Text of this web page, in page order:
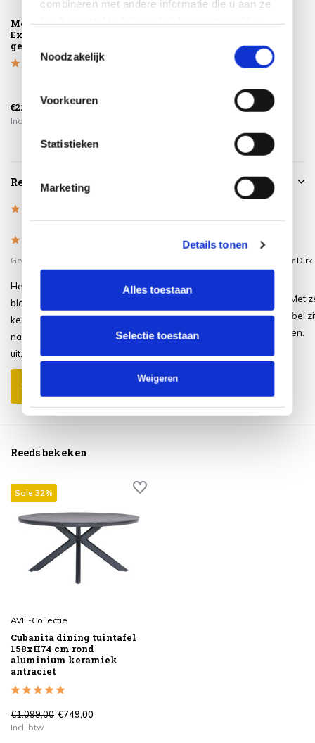
combineren met andere informatie die u aan ze
Noodzakelijk
Voorkeuren
Statistieken
Marketing
Details tonen
Alles toestaan
Selectie toestaan
Weigeren
Montagelevering -
Extra gemak &
geen afval
€225,00
Incl. btw
Cubanita
Platinum
Tuinsethoes
ø200xH85
€79,95
Reviews
Gepost door:
Helemaal blij met deze tafel. Prachtig
blad met een hele mooie poot. Paar
keer flinke regenbui op gehad maar
na het opdrogen ziet hij er als nieuw
uit.
5 5
Van der Meer Dirk
Mei 2025
Eén woord een top tafel. Met
personen is het comfortabel
Makkelijk in elkaar te zetten.
Schrijf je eigen review
Reeds bekeken
Sale 32%
AVH-Collectie
Cubanita dining tuintafel
158xH74 cm rond
aluminium keramiek
antraciet
€1.099,00 €749,00
Incl. btw